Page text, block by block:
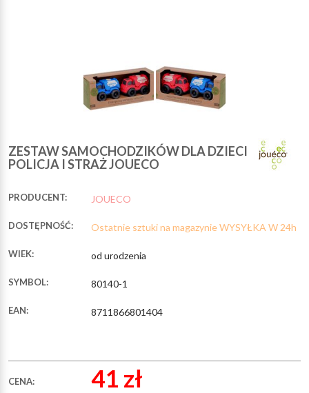
ZESTAW SAMOCHODZIKÓW DLA DZIECI
POLICJA I STRAŻ JOUECO
PRODUCENT: JOUECO
DOSTĘPNOŚĆ: Ostatnie sztuki na magazynie WYSYŁKA W 24h
WIEK: od urodzenia
SYMBOL: 80140-1
EAN: 8711866801404
CENA: 41 zł